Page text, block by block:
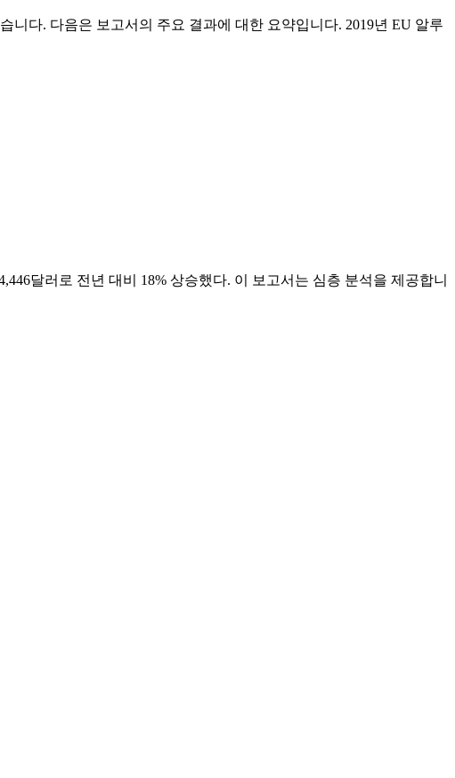
니다. 다음은 보고서의 주요 결과에 대한 요약입니다. 2019년 EU 알루
달러로 전년 대비 18% 상승했다. 이 보고서는 심층 분석을 제공합니